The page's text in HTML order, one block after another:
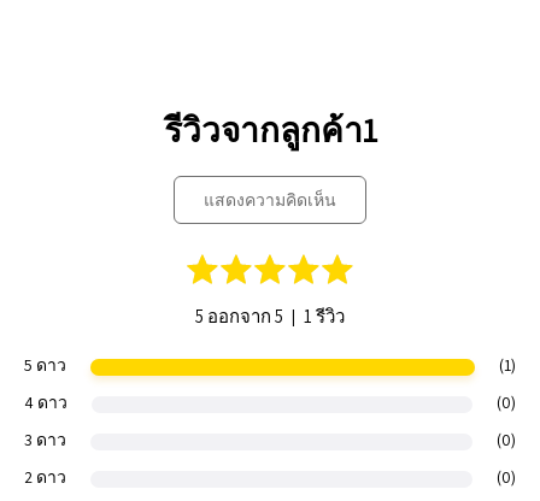
รีวิวจากลูกค้า1
แสดงความคิดเห็น
5 ออกจาก 5 | 1 รีวิว
5 ดาว
(1)
4 ดาว
(0)
3 ดาว
(0)
2 ดาว
(0)